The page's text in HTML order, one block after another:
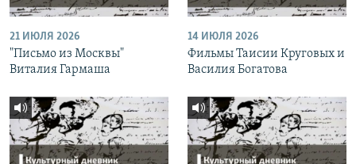
21 ИЮЛЯ 2026
"Письмо из Москвы"
Виталия Гармаша
14 ИЮЛЯ 2026
Фильмы Таисии Круговых и
Василия Богатова